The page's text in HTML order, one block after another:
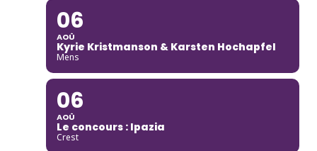
06
AOÛ
Kyrie Kristmanson & Karsten Hochapfel
Mens
06
AOÛ
Le concours : Ipazia
Crest